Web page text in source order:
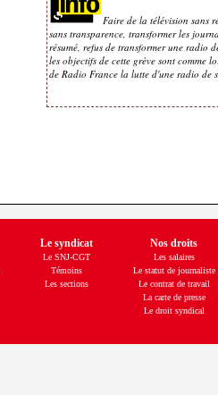
Faire de la télévision sans
sans transparence, transformer les
résumé, refus de transformer une radio
les objectifs de cette grève sont comme
de Radio France la lutte d'une radio de
Le syndicat Nos droits
Le SNJ-CGT
Témoins
Les sections
Les salaires
Le statut de journaliste
Le contrat de travail
La carte de presse
Le droit syndical